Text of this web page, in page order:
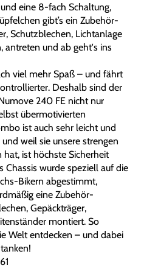
eine 8-fach Schaltung,
gibt’s ein Zubehör-
Schutzblechen, Lichtanlage
antreten und ab geht's ins
viel mehr Spaß – und fährt
Deshalb sind der
240 FE nicht nur
übermotivierten
ist auch sehr leicht und
weil sie unsere strengen
ist höchste Sicherheit
Chassis wurde speziell auf die
Bikern abgestimmt,
eine Zubehör-
Gepäckträger,
montiert. So
Welt entdecken – und dabei